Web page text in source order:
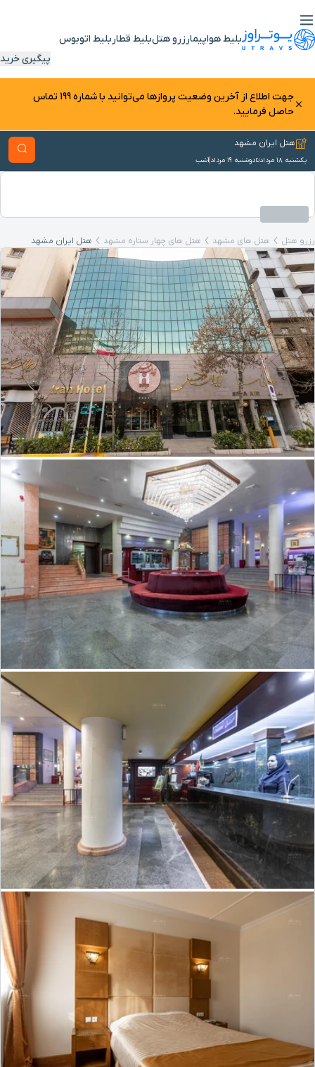
بلیط هواپیمارزرو هتلبلیط قطار بلیط اتوبوس
پیگیری خرید
جهت اطلاع از آخرین وضعیت پرواز‌ها می‌توانید با شماره 199 تماس
حاصل فرمایید.
هتل ایران مشهد
یکشنبه ۱۸ مرداد تادوشنبه ۱۹ مرداد 1شب
رزرو هتل هتل های مشهد هتل‌ های چهار ستاره مشهد هتل ایران مشهد